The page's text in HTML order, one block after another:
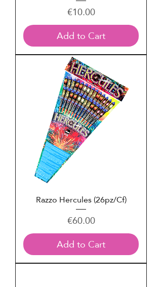
Price
€10.00
Add to Cart
Razzo Hercules (26pz/Cf)
Price
€60.00
Add to Cart